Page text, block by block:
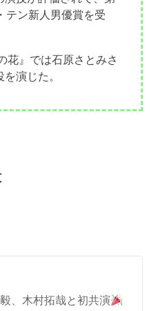
テン新人男優賞を受
花』では石原さとみさ
演じた。
、木村拓哉と初共演